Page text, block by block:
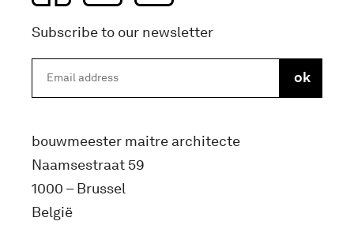
Subscribe to our newsletter
bouwmeester maitre architecte
Naamsestraat 59
1000 – Brussel
België